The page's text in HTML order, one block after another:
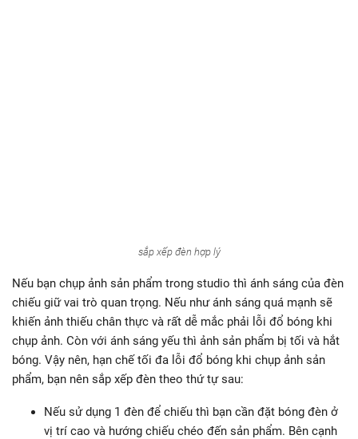
sắp xếp đèn hợp lý
Nếu bạn chụp ảnh sản phẩm trong studio thì ánh sáng của đèn
chiếu giữ vai trò quan trọng. Nếu như ánh sáng quá mạnh sẽ
khiến ảnh thiếu chân thực và rất dễ mắc phải lỗi đổ bóng khi
chụp ảnh. Còn với ánh sáng yếu thì ảnh sản phẩm bị tối và hắt
bóng. Vậy nên, hạn chế tối đa lỗi đổ bóng khi chụp ảnh sản
phẩm, bạn nên sắp xếp đèn theo thứ tự sau:
Nếu sử dụng 1 đèn để chiếu thì bạn cần đặt bóng đèn ở
vị trí cao và hướng chiếu chéo đến sản phẩm. Bên cạnh